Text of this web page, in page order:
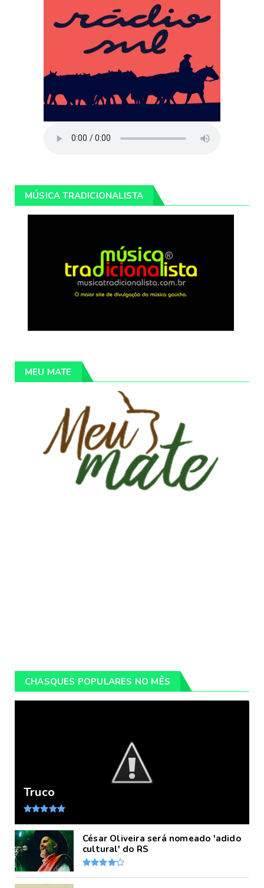
MÚSICA TRADICIONALISTA
MEU MATE
CHASQUES POPULARES NO MÊS
Truco
César Oliveira será nomeado 'adido
cultural' do RS